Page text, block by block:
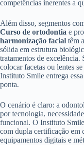
competências inerentes a
Além disso, segmentos
Curso de ortodontia e
harmonização facial têm
sólida em estrutura
tratamentos de
colocar facetas ou lentes
Instituto Smile entrega
ponta.
O cenário é claro: a
por tecnologia,
funcional. O Instituto
com dupla certificação em
equipamentos digitais e